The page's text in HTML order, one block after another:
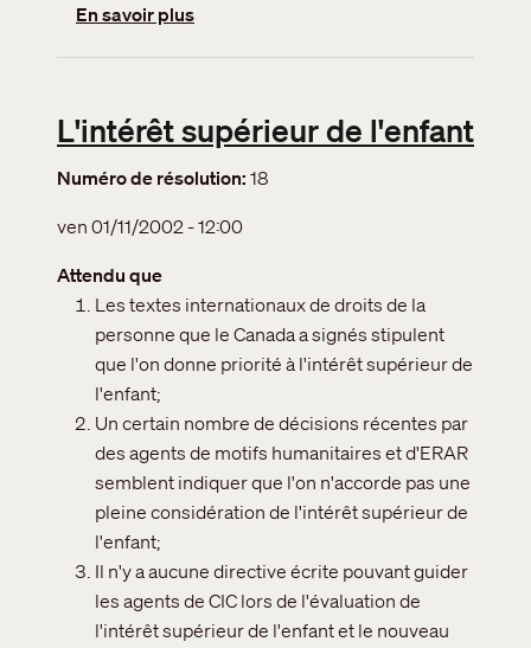
En savoir plussur Enfants séparés
L'intérêt supérieur de l'enfant
Numéro de résolution 18
ven 01/11/2002 - 12:00
Attendu que
Les textes internationaux de droits de la
personne que le Canada a signés stipulent
que l'on donne priorité à l'intérêt supérieur de
l'enfant;
Un certain nombre de décisions récentes par
des agents de motifs humanitaires et d'ERAR
semblent indiquer que l'on n'accorde pas une
pleine considération de l'intérêt supérieur de
l'enfant;
Il n'y a aucune directive écrite pouvant guider
les agents de CIC lors de l'évaluation de
l'intérêt supérieur de l'enfant et le nouveau